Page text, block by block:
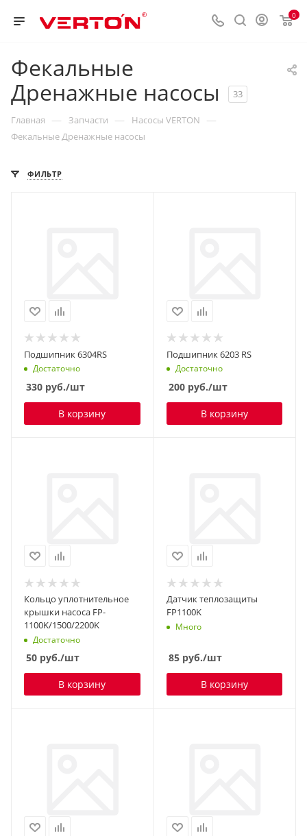
0
Фекальные
Дренажные насосы
33
Главная — Запчасти — Насосы VERTON —
Фекальные Дренажные насосы
ФИЛЬТР
Подшипник 6304RS
Достаточно
330 руб./шт
В корзину
Подшипник 6203 RS
Достаточно
200руб./шт
В корзину
Кольцо уплотнительное
крышки насоса FP-
1100K/1500/2200K
Достаточно
50 руб./шт
В корзину
Датчик теплозащиты
FP1100K
Много
85руб./шт
В корзину